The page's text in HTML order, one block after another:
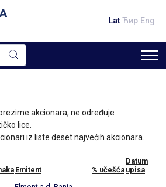
Lat Ћир Eng
prezime akcionara, ne određuje
lice.
iz liste deset najvećih akcionara.
Emitent % učešća
Datum
upisa